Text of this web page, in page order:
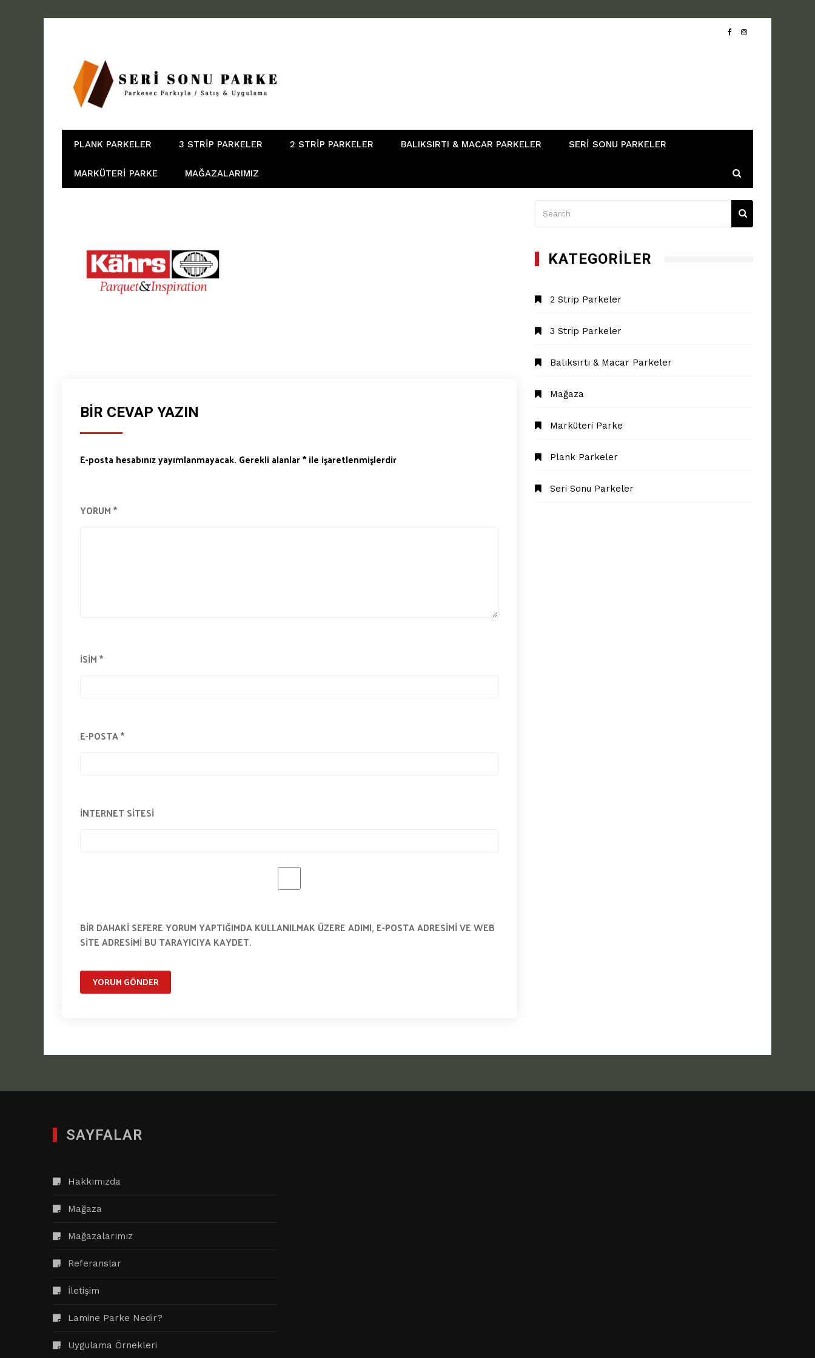
PLANK PARKELER 3 STRIP PARKELER 2 STRIP PARKELER BALIKSIRTI & MACAR PARKELER SERI SONU PARKELER
MARKÜTERI PARKE MAĞAZALARIMIZ
BIR CEVAP YAZIN
E-posta hesabınız yayımlanmayacak. Gerekli alanlar*ile işaretlenmişlerdir
YORUM*
İSIM*
E-POSTA*
İNTERNET SITESI
BIR DAHAKI SEFERE YORUM YAPTIĞIMDA KULLANILMAK ÜZERE ADIMI, E-POSTA ADRESIMI VE WEB
SITE ADRESIMI BU TARAYICIYA KAYDET.
KATEGORILER
2 Strip Parkeler
3 Strip Parkeler
Balıksırtı & Macar Parkeler
Mağaza
Marküteri Parke
Plank Parkeler
Seri Sonu Parkeler
SAYFALAR
Hakkımızda
Mağaza
Mağazalarımız
Referanslar
İletişim
Lamine Parke Nedir?
Uygulama Örnekleri